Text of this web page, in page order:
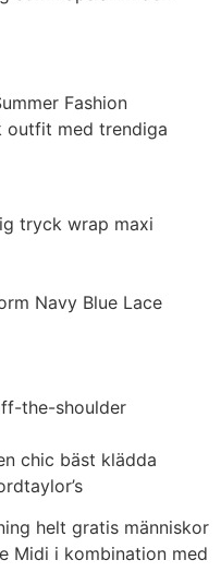
Fashion
outfit med trendiga
tryck wrap maxi
Navy Blue Lace
the-shoulder
chic bäst klädda
helt gratis människor
Midi i kombination med